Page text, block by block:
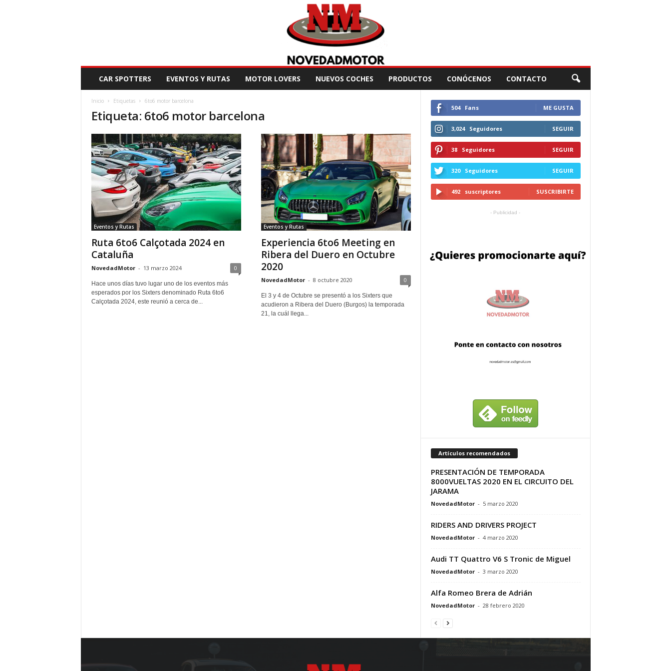
V
CAR SPOTTERS EVENTOS Y RUTAS MOTOR LOVERS NUEVOS COCHES PRODUCTOS CONÓCENOS CONTACTO
Inicio Etiquetas 6to6 motor barcelona
Etiqueta: 6to6 motor barcelona
Eventos y Rutas
Ruta 6to6 Calçotada 2024 en
Cataluña
NovedadMotor - 13 marzo 2024 0
Hace unos días tuvo lugar uno de los eventos más
esperados por los Sixters denominado Ruta 6to6
Calçotada 2024, este reunió a cerca de...
Eventos y Rutas
Experiencia 6to6 Meeting en
Ribera del Duero en Octubre
2020
NovedadMotor - 8 octubre 2020 0
El 3 y 4 de Octubre se presentó a los Sixters que
acudieron a Ribera del Duero (Burgos) la temporada
21, la cuál llega...
504 Fans ME GUSTA
3,024 Seguidores SEGUIR
38 Seguidores SEGUIR
320 Seguidores SEGUIR
492 suscriptores SUSCRIBIRTE
- Publicidad -
Artículos recomendados
PRESENTACIÓN DE TEMPORADA
8000VUELTAS 2020 EN EL CIRCUITO DEL
JARAMA
NovedadMotor - 5 marzo 2020
RIDERS AND DRIVERS PROJECT
NovedadMotor - 4 marzo 2020
Audi TT Quattro V6 S Tronic de Miguel
NovedadMotor - 3 marzo 2020
Alfa Romeo Brera de Adrián
NovedadMotor - 28 febrero 2020